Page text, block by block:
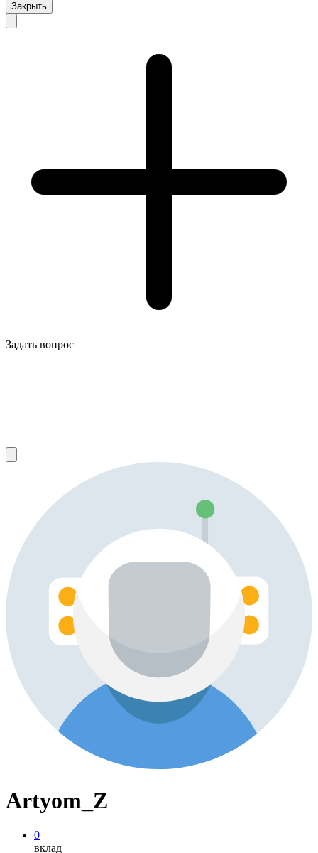
Закрыть
Задать вопрос
Artyom_Z
0
вклад